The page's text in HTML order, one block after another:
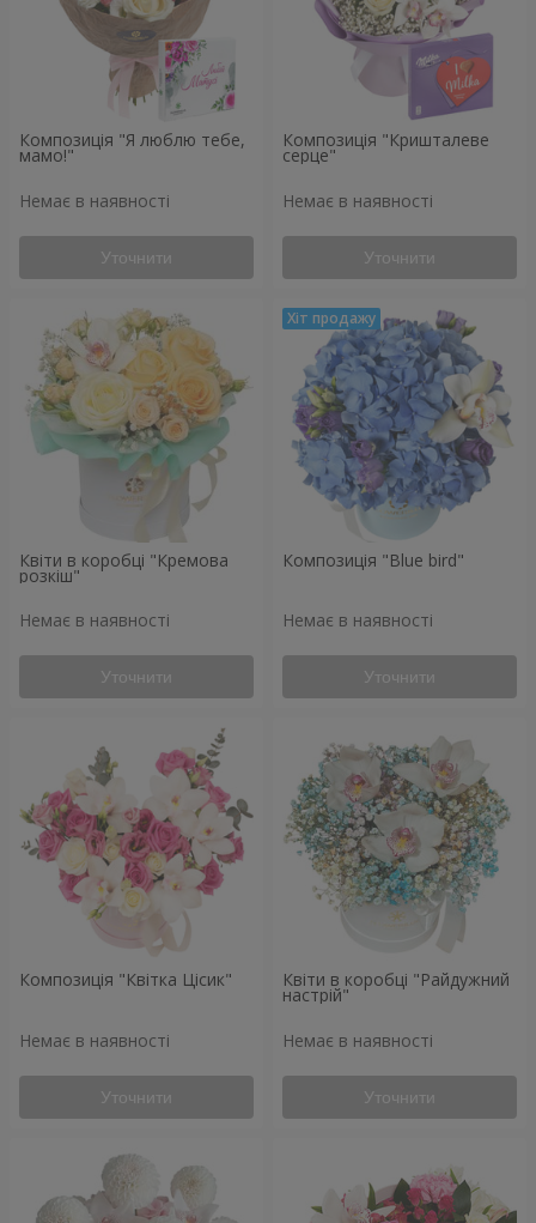
Композиція "Я люблю тебе,
мамо!"
Немає в наявності
Уточнити
Композиція "Кришталеве
серце"
Немає в наявності
Уточнити
Квіти в коробці "Кремова
розкіш"
Немає в наявності
Уточнити
Композиція "Blue bird"
Немає в наявності
Уточнити
Композиція "Квітка Цісик"
Немає в наявності
Уточнити
Квіти в коробці "Райдужний
настрій"
Немає в наявності
Уточнити